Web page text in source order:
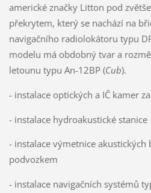
americké značky Litton pod
překrytem, který se nachází na
navigačního radiolokátoru typu
modelu má obdobný tvar a
letounu typu An-12BP (Cub).
- instalace optických a IČ kamer
- instalace hydroakustické stanice
- instalace výmetnice akustických
podvozkem
- instalace navigačních systémů